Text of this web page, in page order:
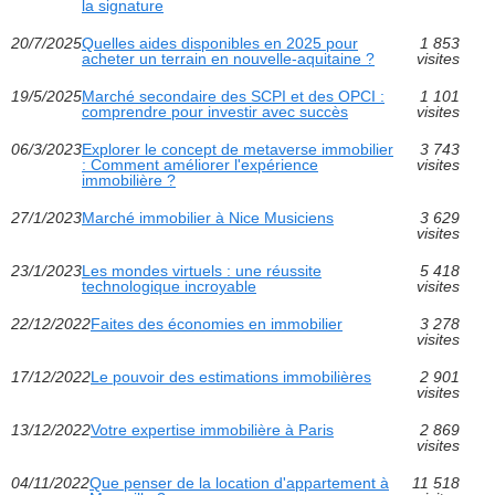
la signature
20/7/2025Quelles aides disponibles en 2025 pour
acheter un terrain en nouvelle-aquitaine ?
1 853
visites
19/5/2025Marché secondaire des SCPI et des OPCI :
comprendre pour investir avec succès
1 101
visites
06/3/2023Explorer le concept de metaverse immobilier
: Comment améliorer l'expérience
immobilière ?
3 743
visites
27/1/2023Marché immobilier à Nice Musiciens
3 629
visites
23/1/2023Les mondes virtuels : une réussite
technologique incroyable
5 418
visites
22/12/2022Faites des économies en immobilier
3 278
visites
17/12/2022Le pouvoir des estimations immobilières
2 901
visites
13/12/2022Votre expertise immobilière à Paris
2 869
visites
04/11/2022Que penser de la location d'appartement à
11 518